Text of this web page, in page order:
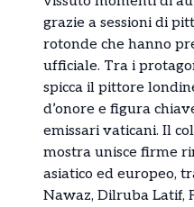
grazie a sessioni di
rotonde che hanno
ufficiale. Tra i
spicca il pittore
d’onore e figura
emissari vaticani. Il
mostra unisce firme
asiatico ed europeo,
Nawaz, Dilruba Latif,